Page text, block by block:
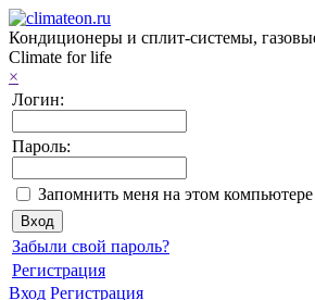
Кондиционеры и сплит-системы,
Climate for life
×
Логин:
Пароль:
Запомнить меня на этом компьютере
Забыли свой пароль?
Регистрация
Вход Регистрация